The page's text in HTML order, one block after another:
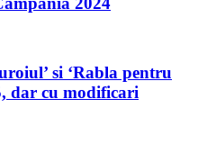
si ‘Rabla pentru
dar cu modificari